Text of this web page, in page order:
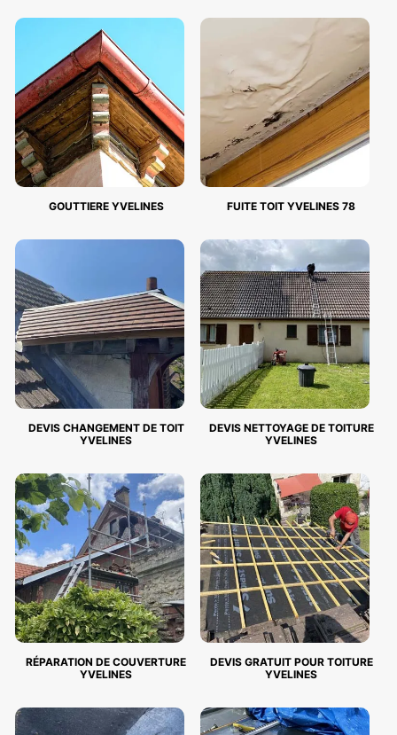
GOUTTIERE YVELINES FUITE TOIT YVELINES 78
DEVIS CHANGEMENT DE TOIT
YVELINES
DEVIS NETTOYAGE DE TOITURE
YVELINES
RÉPARATION DE COUVERTURE
YVELINES
DEVIS GRATUIT POUR TOITURE
YVELINES